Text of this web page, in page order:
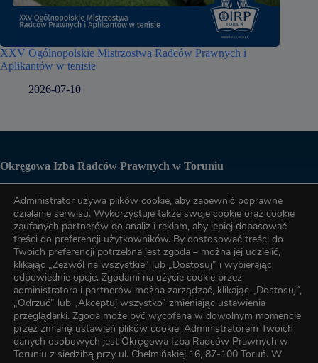
XXV Ogólnopolskie Mistrzostwa Radców Prawnych i
Aplikantów w tenisie
2026-07-10
Okręgowa Izba Radców Prawnych w Toruniu
Biuro OIRP
tel. (56) 622-89-17
tel. (56) 622-89-17
e-mail:oirp@torun.oirp.pl
e-mail:szkolenia@torun.oirp.pl
Administrator używa plików cookie, aby zapewnić poprawne
działanie serwisu. Wykorzystuje także swoje cookie oraz cookie
zaufanych partnerów do analiz i reklam, aby lepiej dopasować
treści do preferencji użytkowników. By dostosować treści do
Twoich preferencji potrzebna jest zgoda – można jej udzielić,
klikając „Zezwól na wszystkie” lub „Dostosuj” i wybierając
odpowiednie opcje. Zgodami na użycie cookie przez
administratora i partnerów można zarządzać, klikając „Dostosuj”,
„Odrzuć” lub „Akceptuj wszystko” zmieniając ustawienia
przeglądarki. Zgoda może być wycofana w dowolnym momencie
przez zmianę ustawień plików cookie. Administratorem Twoich
danych osobowych jest Okręgowa Izba Radców Prawnych w
Toruniu z siedzibą przy ul. Chełmińskiej 16, 87-100 Toruń. W